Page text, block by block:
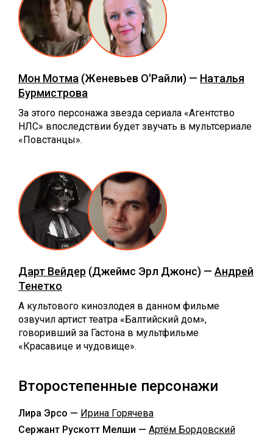
Мон Мотма (Женевьев О'Райли) — Наталья
Бурмистрова
За этого персонажа звезда сериала «‎Агентство
НЛС» впоследствии будет звучать в мультсериале
«‎Повстанцы».
Дарт Вейдер (Джеймс Эрл Джонс) — Андрей
Тенетко
А культового кинозлодея в данном фильме
озвучил артист театра «Балтийский дом»,
говоривший за Гастона в мультфильме
«Красавице и чудовище».
Второстепенные персонажи
Лира Эрсо — Ирина Горячева
Сержант Рускотт Мелши — Артём Бордовский